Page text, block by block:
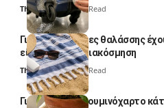
Thali Ombre4 Min Read
Γιατί οι πετσέτες θαλάσσης
είναι μόνο για διακόσμηση
Thali Ombre5 Min Read
Γιατί βάζουν αλουμινόχαρτο